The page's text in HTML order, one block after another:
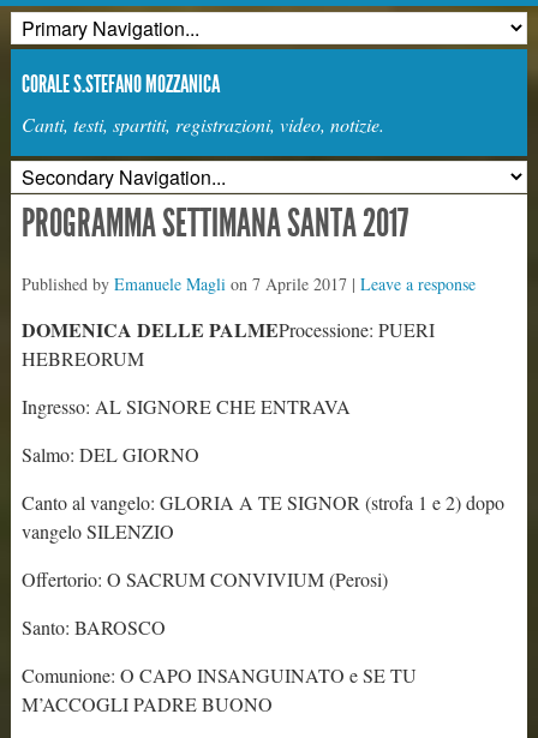
CORALE S.STEFANO MOZZANICA
Canti, testi, spartiti, registrazioni, video, notizie.
PROGRAMMA SETTIMANA SANTA 2017
Published by Emanuele Maglion 7 Aprile 2017| Leave a response
DOMENICA DELLE PALMEProcessione: PUERI
HEBREORUM
Ingresso: AL SIGNORE CHE ENTRAVA
Salmo: DEL GIORNO
Canto al vangelo: GLORIA A TE SIGNOR (strofa 1 e 2) dopo
vangelo SILENZIO
Offertorio: O SACRUM CONVIVIUM (Perosi)
Santo: BAROSCO
Comunione: O CAPO INSANGUINATO e SE TU
M’ACCOGLI PADRE BUONO